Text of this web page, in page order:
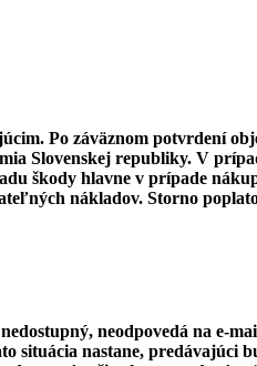
Po záväznom potvrdení
Slovenskej republiky. V
škody hlavne v prípade
nákladov. Storno
neodpovedá na e-
situácia nastane, predávajúci